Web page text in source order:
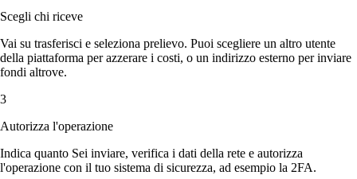
Scegli chi riceve
Vai su trasferisci e seleziona prelievo. Puoi scegliere un altro utente
della piattaforma per azzerare i costi, o un indirizzo esterno per inviare
fondi altrove.
3
Autorizza l'operazione
Indica quanto Sei inviare, verifica i dati della rete e autorizza
l'operazione con il tuo sistema di sicurezza, ad esempio la 2FA.